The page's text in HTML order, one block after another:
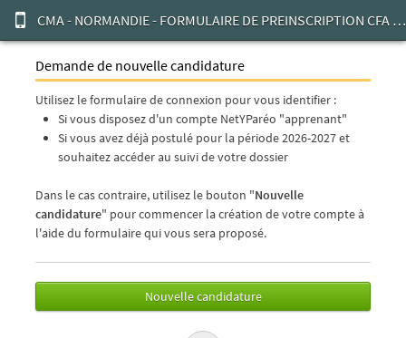
CMA - NORMANDIE - FORMULAIRE DE PREINSCRIPTION CFA CMA NORMANDIE
Demande de nouvelle candidature
Utilisez le formulaire de connexion pour vous identifier :
Si vous disposez d'un compte NetYParéo "apprenant"
Si vous avez déjà postulé pour la période 2026-2027 et
souhaitez accéder au suivi de votre dossier
Dans le cas contraire, utilisez le bouton "Nouvelle
candidature" pour commencer la création de votre compte à
l'aide du formulaire qui vous sera proposé.
Nouvelle candidature